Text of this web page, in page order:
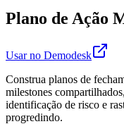
Plano de Ação
Usar no Demodesk
Construa planos de
milestones
identificação de risco e
progredindo.